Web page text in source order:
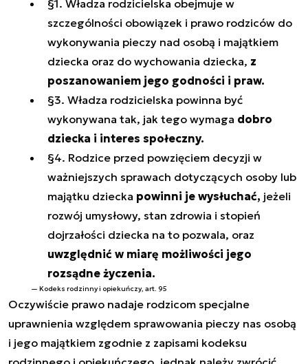
§1. Władza rodzicielska obejmuje w
szczególności obowiązek i prawo rodziców do
wykonywania pieczy nad osobą i majątkiem
dziecka oraz do wychowania dziecka, z
poszanowaniem jego godności i praw.
§3. Władza rodzicielska powinna być
wykonywana tak, jak tego wymaga dobro
dziecka i interes społeczny.
§4. Rodzice przed powzięciem decyzji w
ważniejszych sprawach dotyczących osoby lub
majątku dziecka powinni je wysłuchać, jeżeli
rozwój umysłowy, stan zdrowia i stopień
dojrzałości dziecka na to pozwala, oraz
uwzględnić w miarę możliwości jego
rozsądne życzenia.
Kodeks rodzinny i opiekuńczy, art. 95
Oczywiście prawo nadaje rodzicom specjalne
uprawnienia względem sprawowania pieczy nas osobą
i jego majątkiem zgodnie z zapisami kodeksu